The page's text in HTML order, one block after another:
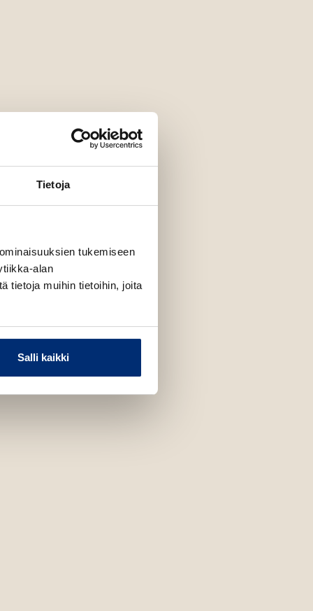
Tietoja
tukemiseen
alan
tietoja muihin tietoihin, joita
Salli kaikki